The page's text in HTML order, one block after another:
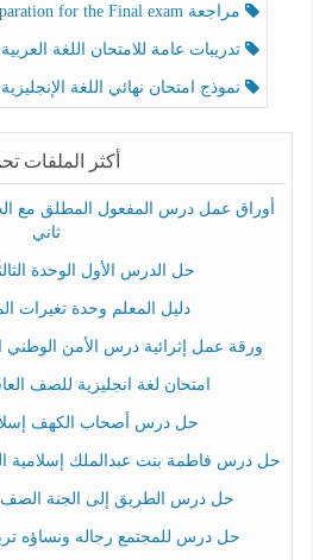
مراجعة Preparation for the Final exam اللغة الإنجليزية الصف الرابع الفصل الثالث
تدريبات عامة للامتحان اللغة العربية
نموذج امتحان نهائي اللغة الإنجليزية
أكثر الملفات
أوراق عمل درس المفعول المطلق مع
ثاني
حل الدرس الأول الوحدة
دليل المعلم وحدة تغيرات
ورقة عمل إثرائية درس الأمن الوطني
امتحان لغة انجليزية للصف
حل درس أصحاب الكهف
حل درس فاطمة بنت عبدالملك إسلامية
حل درس الطريق إلى الجنة الصف
حل درس للمجتمع رجاله ونساؤه